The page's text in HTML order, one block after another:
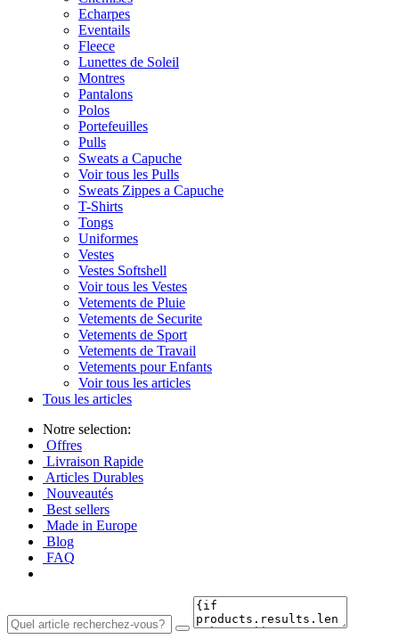
Echarpes
Eventails
Fleece
Lunettes de Soleil
Montres
Pantalons
Polos
Portefeuilles
Pulls
Sweats a Capuche
Voir tous les Pulls
Sweats Zippes a Capuche
T-Shirts
Tongs
Uniformes
Vestes
Vestes Softshell
Voir tous les Vestes
Vetements de Pluie
Vetements de Securite
Vetements de Sport
Vetements de Travail
Vetements pour Enfants
Voir tous les articles
Tous les articles
Notre selection:
Offres
Livraison Rapide
Articles Durables
Nouveautés
Best sellers
Made in Europe
Blog
FAQ